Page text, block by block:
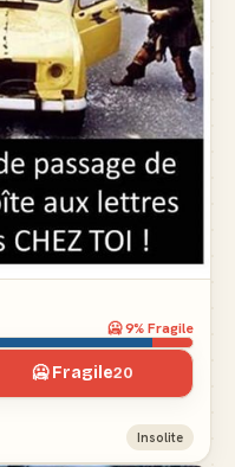
🥶9% Fragile
🥶 Fragile20
Insolite